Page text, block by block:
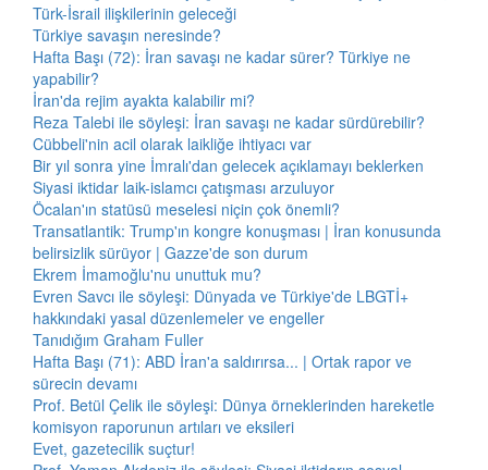
Türk-İsrail ilişkilerinin geleceği
Türkiye savaşın neresinde?
Hafta Başı (72): İran savaşı ne kadar sürer? Türkiye ne
yapabilir?
İran'da rejim ayakta kalabilir mi?
Reza Talebi ile söyleşi: İran savaşı ne kadar sürdürebilir?
Cübbeli'nin acil olarak laikliğe ihtiyacı var
Bir yıl sonra yine İmralı'dan gelecek açıklamayı beklerken
Siyasi iktidar laik-islamcı çatışması arzuluyor
Öcalan'ın statüsü meselesi niçin çok önemli?
Transatlantik: Trump'ın kongre konuşması | İran konusunda
belirsizlik sürüyor | Gazze'de son durum
Ekrem İmamoğlu'nu unuttuk mu?
Evren Savcı ile söyleşi: Dünyada ve Türkiye'de LBGTİ+
hakkındaki yasal düzenlemeler ve engeller
Tanıdığım Graham Fuller
Hafta Başı (71): ABD İran'a saldırırsa... | Ortak rapor ve
sürecin devamı
Prof. Betül Çelik ile söyleşi: Dünya örneklerinden hareketle
komisyon raporunun artıları ve eksileri
Evet, gazetecilik suçtur!